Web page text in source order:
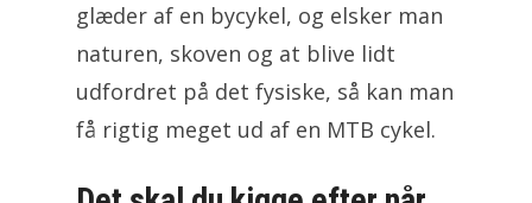
glæder af en bycykel, og elsker man
naturen, skoven og at blive lidt
udfordret på det fysiske, så kan man
få rigtig meget ud af en MTB cykel.